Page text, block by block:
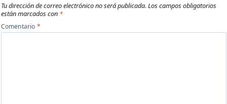
Tu dirección de correo electrónico no será publicada. Los campos obligatorios
están marcados con *
Comentario *